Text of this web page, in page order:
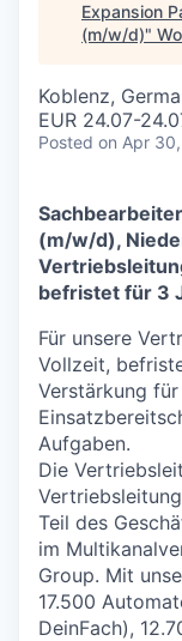
Expansion
(m/w/d)"
Koblenz,
EUR 24.07-
Posted on Apr
(m/w/d),
befristet für 3
Für unsere
Vollzeit,
Verstärkung
Aufgaben.
Die
Teil des
im
Group. Mit
17.500
DeinFach),